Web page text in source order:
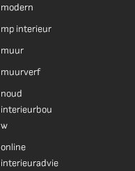
modern
mp interieur
muur
muurverf
noud
interieurbou
w
online
interieuradvie